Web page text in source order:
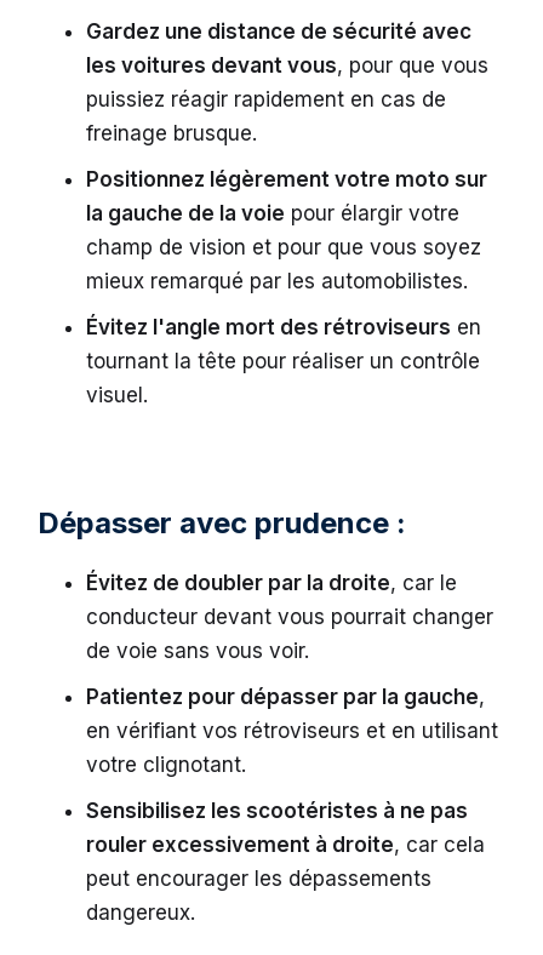
Gardez une distance de sécurité avec
les voitures devant vous, pour que vous
puissiez réagir rapidement en cas de
freinage brusque.
Positionnez légèrement votre moto sur
la gauche de la voie pour élargir votre
champ de vision et pour que vous soyez
mieux remarqué par les automobilistes.
Évitez l'angle mort des rétroviseurs en
tournant la tête pour réaliser un contrôle
visuel.
Dépasser avec prudence :
Évitez de doubler par la droite, car le
conducteur devant vous pourrait changer
de voie sans vous voir.
Patientez pour dépasser par la gauche,
en vérifiant vos rétroviseurs et en utilisant
votre clignotant.
Sensibilisez les scootéristes à ne pas
rouler excessivement à droite, car cela
peut encourager les dépassements
dangereux.